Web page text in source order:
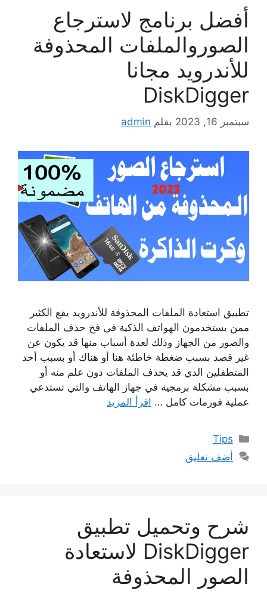
أفضل برنامج لاسترجاع
الصوروالملفات المحذوفة
للأندرويد مجانا
DiskDigger
سبتمبر 16, 2023 بقلم admin
تطبيق استعادة الملفات المحذوفة للأندرويد يقع الكثير
ممن يستخدمون الهواتف الذكية في فخ حذف الملفات
والصور من الجهاز وذلك لعدة أسباب منها قد يكون عن
غير قصد بسبب ضغطة خاطئة هنا أو هناك أو بسبب أحد
المتطفلين الذي قد يحذف الملفات دون علم منه أو
بسبب مشكلة برمجية في جهاز الهاتف والتي تستدعي
عملية فورمات كامل … اقرأ المزيد
التصنيفات
Tips
أضف تعليق
شرح وتحميل تطبيق
DiskDigger لاستعادة
الصور المحذوفة